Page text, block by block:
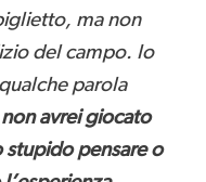
ma non
del campo. Io
parola
avrei giocato
pensare o